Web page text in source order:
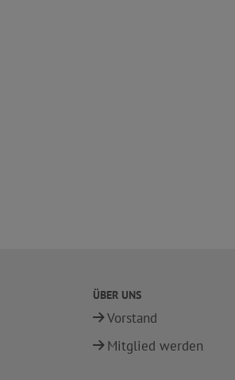
ÜBER UNS
Vorstand
Mitglied werden